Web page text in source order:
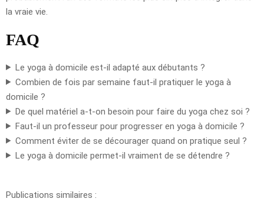
la vraie vie.
FAQ
Le yoga à domicile est-il adapté aux débutants ?
Combien de fois par semaine faut-il pratiquer le yoga à
domicile ?
De quel matériel a-t-on besoin pour faire du yoga chez soi ?
Faut-il un professeur pour progresser en yoga à domicile ?
Comment éviter de se décourager quand on pratique seul ?
Le yoga à domicile permet-il vraiment de se détendre ?
Publications similaires :